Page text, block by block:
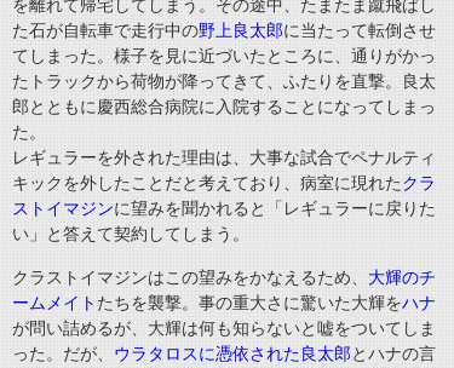
を離れて帰宅してしまう。その途中、たまたま蹴飛ばし
た石が自転車で走行中の野上良太郎に当たって転倒させ
てしまった。様子を見に近づいたところに、通りがかっ
たトラックから荷物が降ってきて、ふたりを直撃。良太
郎とともに慶西総合病院に入院することになってしまっ
た。
レギュラーを外された理由は、大事な試合でペナルティ
キックを外したことだと考えており、病室に現れたクラ
ストイマジンに望みを聞かれると「レギュラーに戻りた
い」と答えて契約してしまう。
クラストイマジンはこの望みをかなえるため、 大輝のチ
ームメイト たちを襲撃。事の重大さに驚いた大輝をハナ
が問い詰めるが、大輝は何も知らないと嘘をついてしま
った。だが、 ウラタロスに憑依された良太郎とハナの言